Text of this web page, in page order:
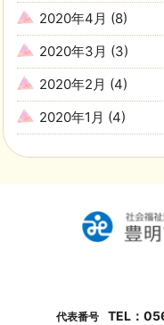
2020年4月 (8)
2020年3月 (3)
2020年2月 (4)
2020年1月 (4)
代表番号 TEL：